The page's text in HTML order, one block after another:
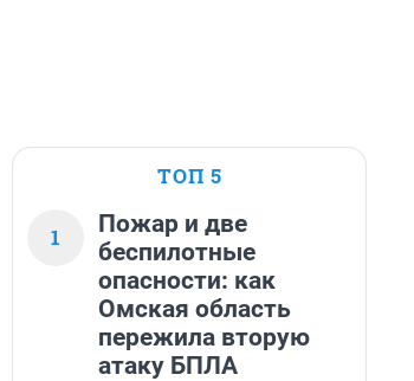
ТОП 5
1
Пожар и две
беспилотные
опасности: как
Омская область
пережила вторую
атаку БПЛА